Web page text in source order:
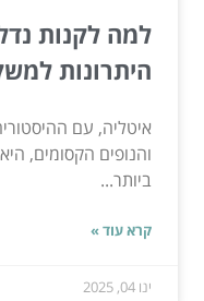
למה לקנות
היתרונות
איטליה, עם
והנופים הקסומים,
ביותר...
קרא עוד »
ינו 04, 2025